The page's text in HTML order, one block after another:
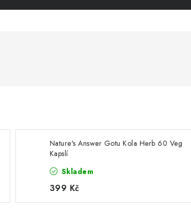
Nature's Answer Gotu Kola Herb 60 Veg
Kapslí
Skladem
399 Kč